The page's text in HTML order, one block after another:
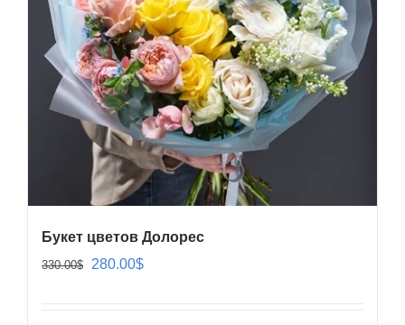
Букет цветов Долорес
330.00$
Первоначальная
280.00$Текущая